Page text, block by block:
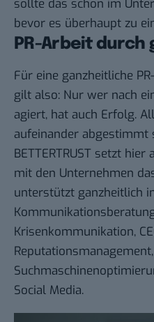
sollte das schon im
bevor es überhaupt zu
PR-Arbeit
Für eine ganzheitliche
gilt also: Nur wer nach
agiert, hat auch Erfolg.
aufeinander abgestimmt
BETTERTRUST setzt
mit den Unternehmen
unterstützt ganzheitlich
Krisenkommunikation,
Social Media.